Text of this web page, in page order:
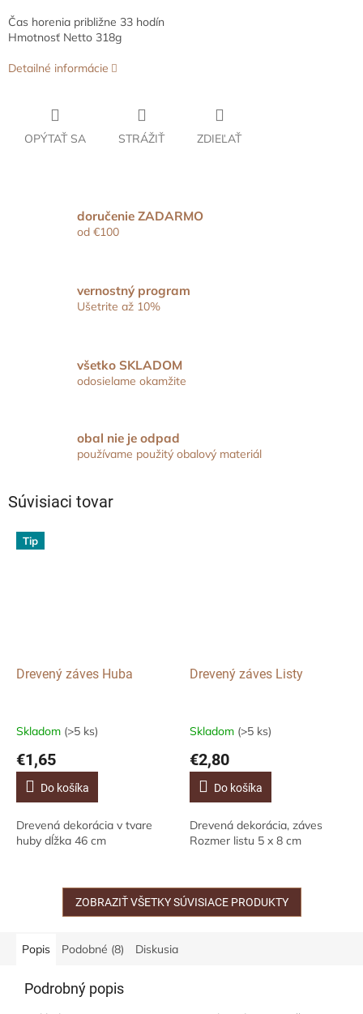
Čas horenia približne 33 hodín
Hmotnosť Netto 318g
Detailné informácie
OPÝTAŤ SA STRÁŽIŤ ZDIEĽAŤ
doručenie ZADARMO
od €100
vernostný program
Ušetrite až 10%
všetko SKLADOM
odosielame okamžite
obal nie je odpad
používame použitý obalový materiál
Súvisiaci tovar
Tip
Drevený záves Huba
Skladom (>5 ks)
€1,65
Do košíka
Drevená dekorácia v tvare
huby dĺžka 46 cm
Drevený záves Listy
Skladom (>5 ks)
€2,80
Do košíka
Drevená dekorácia, záves
Rozmer listu 5 x 8 cm
ZOBRAZIŤ VŠETKY SÚVISIACE PRODUKTY
Popis Podobné (8) Diskusia
Podrobný popis